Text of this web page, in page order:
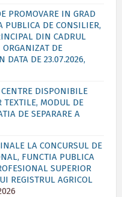
PROMOVARE IN GRAD
PUBLICA DE CONSILIER,
DIN CADRUL
DE
DATA DE 23.07.2026,
DISPONIBILE
TEXTILE, MODUL DE
DE SEPARARE A
LA CONCURSUL DE
FUNCTIA PUBLICA
SUPERIOR
REGISTRUL AGRICOL